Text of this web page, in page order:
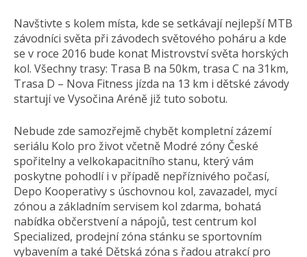
Navštivte s kolem místa, kde se setkávají nejlepší MTB
závodníci světa při závodech světového poháru a kde
se v roce 2016 bude konat Mistrovství světa horských
kol. Všechny trasy: Trasa B na 50km, trasa C na 31km,
Trasa D – Nova Fitness jízda na 13 km i dětské závody
startují ve Vysočina Aréně již tuto sobotu.
Nebude zde samozřejmě chybět kompletní zázemí
seriálu Kolo pro život včetně Modré zóny České
spořitelny a velkokapacitního stanu, který vám
poskytne pohodlí i v případě nepříznivého počasí,
Depo Kooperativy s úschovnou kol, zavazadel, mycí
zónou a základním servisem kol zdarma, bohatá
nabídka občerstvení a nápojů, test centrum kol
Specialized, prodejní zóna stánku se sportovním
vybavením a také Dětská zóna s řadou atrakcí pro